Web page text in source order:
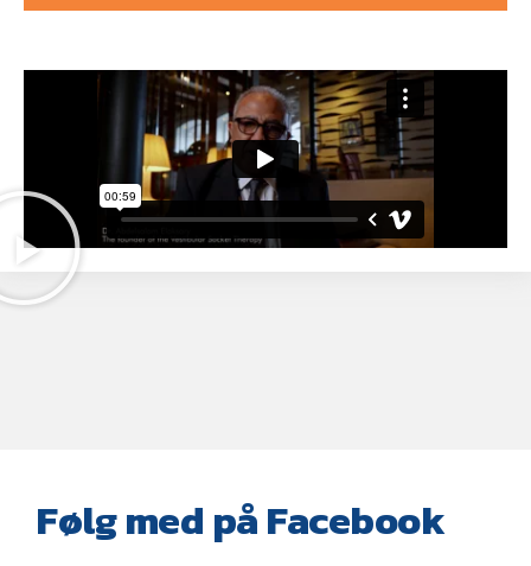
Følg med på Facebook